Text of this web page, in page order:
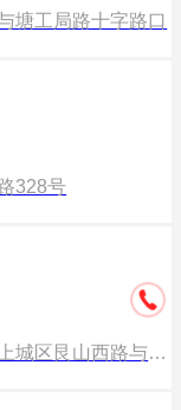
塘工局路十字路口
328号
路与新塘路交叉口（地铁4号线新塘路站）